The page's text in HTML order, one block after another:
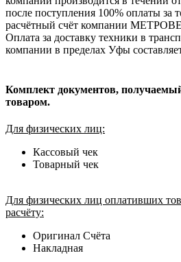
после поступления 100% оплаты за
расчётный счёт компании
Оплата за доставку техники в
компании в пределах Уфы
Комплект документов,
товаром.
Для физических лиц:
Кассовый чек
Товарный чек
Для физических лиц оплативших
расчёту:
Оригинал Счёта
Накладная